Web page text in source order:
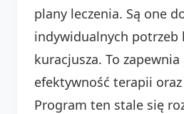
plany leczenia. Są one
indywidualnych potrzeb
kuracjusza. To
efektywność terapii
Program ten stale się